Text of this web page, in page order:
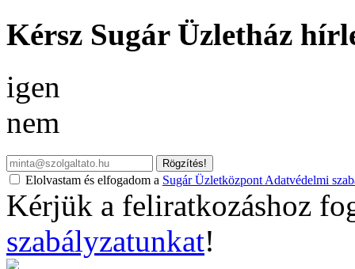
Kérsz Sugár Üzletház
igen
nem
Rögzítés!
Elolvastam és elfogadom a Sugár Üzletközpont Adatvédelmi
Kérjük a feliratkozáshoz
szabályzatunkat!